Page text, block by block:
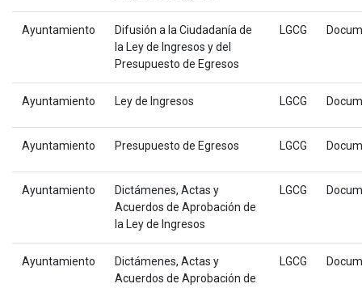
Ayuntamiento
Difusión a la Ciudadanía de
la Ley de Ingresos y del
Presupuesto de Egresos
LGCG
Ayuntamiento Ley de Ingresos LGCG
Ayuntamiento Presupuesto de Egresos LGCG
Ayuntamiento
Dictámenes, Actas y
Acuerdos de Aprobación de
la Ley de Ingresos
LGCG
Ayuntamiento
Dictámenes, Actas y
Acuerdos de Aprobación de
LGCG